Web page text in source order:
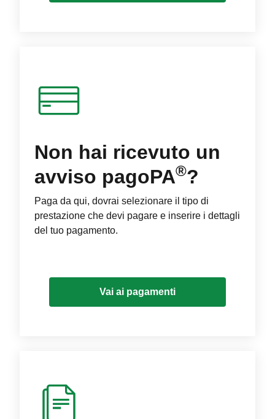
Non hai ricevuto un
avviso pagoPA®?
Paga da qui, dovrai selezionare il tipo di
prestazione che devi pagare e inserire i dettagli
del tuo pagamento.
Vai ai pagamenti